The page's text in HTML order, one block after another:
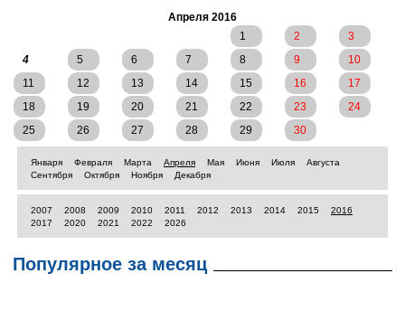
Апреля 2016
1
2
3
4
5 6 7 8 9
10
11
12 13 14 15 16
17
18
19 20 21 22 23
24
25
26 27 28 29 30
Января Февраля Марта Апреля Мая Июня Июля
Августа
Сентября
Октября Ноября Декабря
2007 2008 2009 2010 2011 2012 2013 2014 2015
2016
2017
2020 2021 2022 2026
Популярное за месяц